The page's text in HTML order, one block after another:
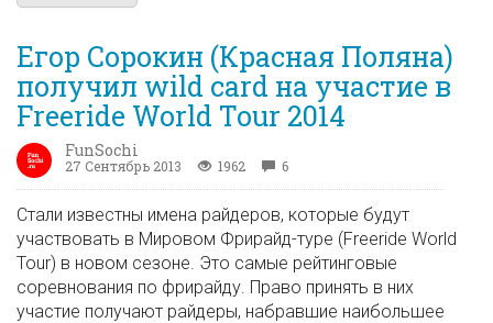
Егор Сорокин (Красная Поляна)
получил wild card на участие в
Freeride World Tour 2014
FunSochi
27 Сентябрь 2013 1962 6
Стали известны имена райдеров, которые будут
участвовать в Мировом Фрирайд-туре (Freeride World
Tour) в новом сезоне. Это самые рейтинговые
соревнования по фрирайду. Право принять в них
участие получают райдеры, набравшие наибольшее